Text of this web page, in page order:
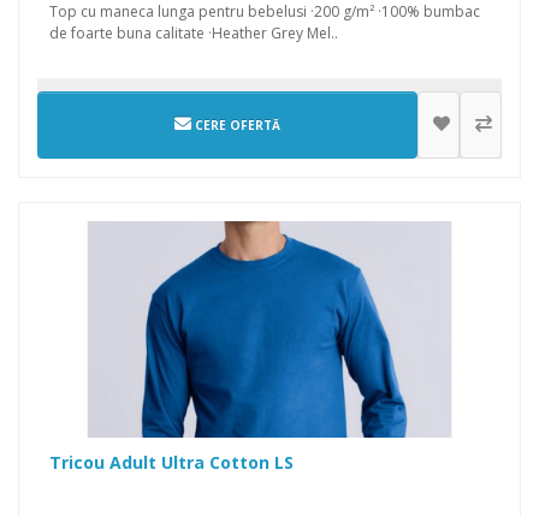
Top cu maneca lunga pentru bebelusi ·200 g/m² ·100% bumbac
de foarte buna calitate ·Heather Grey Mel..
CERE OFERTĂ
Tricou Adult Ultra Cotton LS